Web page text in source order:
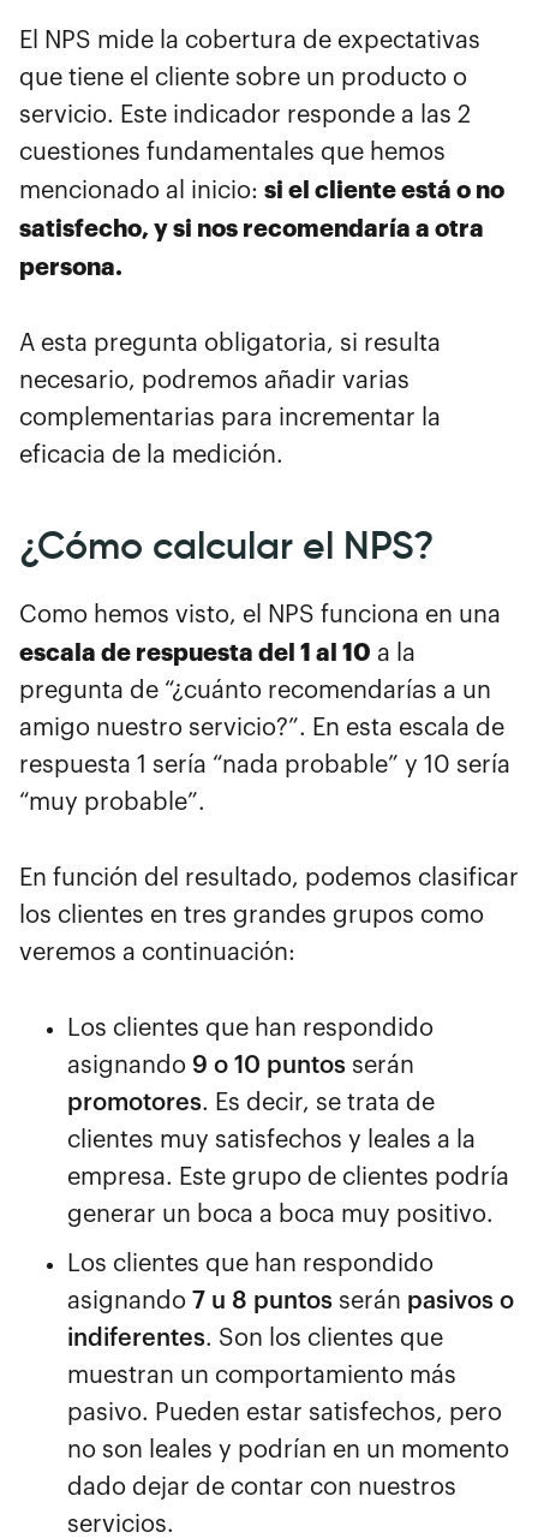
El NPS mide la cobertura de expectativas
que tiene el cliente sobre un producto o
servicio. Este indicador responde a las 2
cuestiones fundamentales que hemos
mencionado al inicio: si el cliente está o no
satisfecho, y si nos recomendaría a otra
persona.
A esta pregunta obligatoria, si resulta
necesario, podremos añadir varias
complementarias para incrementar la
eficacia de la medición.
¿Cómo calcular el NPS?
Como hemos visto, el NPS funciona en una
escala de respuesta del 1 al 10 a la
pregunta de “¿cuánto recomendarías a un
amigo nuestro servicio?”. En esta escala de
respuesta 1 sería “nada probable” y 10 sería
“muy probable”.
En función del resultado, podemos clasificar
los clientes en tres grandes grupos como
veremos a continuación:
Los clientes que han respondido
asignando 9 o 10 puntos serán
promotores. Es decir, se trata de
clientes muy satisfechos y leales a la
empresa. Este grupo de clientes podría
generar un boca a boca muy positivo.
Los clientes que han respondido
asignando 7 u 8 puntos serán pasivos o
indiferentes. Son los clientes que
muestran un comportamiento más
pasivo. Pueden estar satisfechos, pero
no son leales y podrían en un momento
dado dejar de contar con nuestros
servicios.